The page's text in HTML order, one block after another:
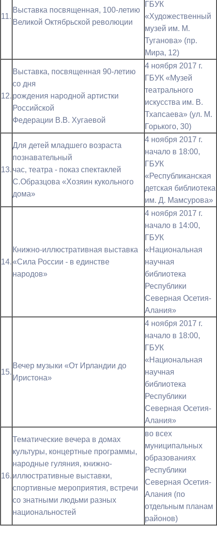
11.
Выставка посвященная, 100-летию
Великой Октябрьской революции
ГБУК
«Художественный
музей им. М.
Туганова» (пр.
Мира, 12)
12.
Выставка, посвященная 90-летию
со дня
рождения народной артистки
Российской
Федерации В.В. Хугаевой
4 ноября 2017 г.
ГБУК «Музей
театрального
искусства им. В.
Тхапсаева» (ул. М.
Горького, 30)
13.
Для детей младшего возраста
познавательный
час, театра - показ спектаклей
С.Образцова «Хозяин кукольного
дома»
4 ноября 2017 г.
начало в 18:00,
ГБУК
«Республиканская
детская библиотека
им. Д. Мамсурова»
14.
Книжно-иллюстративная выставка
«Сила России - в единстве
народов»
4 ноября 2017 г.
начало в 14:00,
ГБУК
«Национальная
научная
библиотека
Республики
Северная Осетия-
Алания»
15.
Вечер музыки «От Ирландии до
Иристона»
4 ноября 2017 г.
начало в 18:00,
ГБУК
«Национальная
научная
библиотека
Республики
Северная Осетия-
Алания»
16.
Тематические вечера в домах
культуры, концертные программы,
народные гуляния, книжно-
иллюстративные выставки,
спортивные мероприятия, встречи
со знатными людьми разных
национальностей
во всех
муниципальных
образованиях
Республики
Северная Осетия-
Алания (по
отдельным планам
районов)